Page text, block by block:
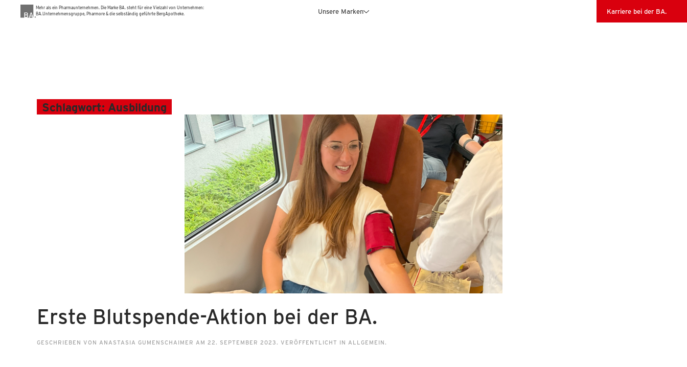
Mehr als ein Pharmaunternehmen. Die Marke BA. steht für eine Vielzahl von Unternehmen:
BA.Unternehmensgruppe, Pharmore & die selbständig geführte BergApotheke.
Unsere Marken Karriere bei der BA.
Schlagwort: Ausbildung
Erste Blutspende-Aktion bei der BA.
GESCHRIEBEN VON ANASTASIA GUMENSCHAIMER AM 22. SEPTEMBER 2023. VERÖFFENTLICHT IN ALLGEMEIN.